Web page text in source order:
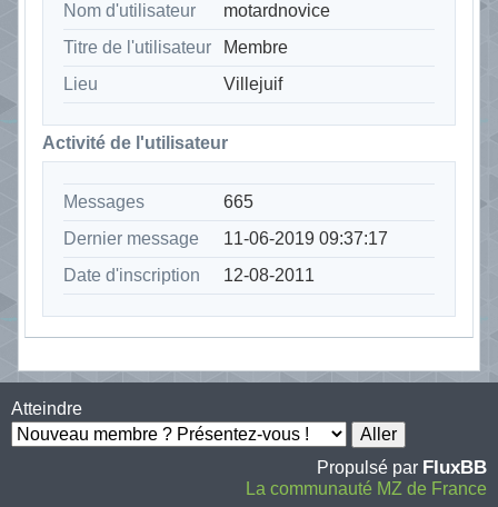
Nom d'utilisateur
motardnovice
Titre de l'utilisateur
Membre
Lieu
Villejuif
Activité de l'utilisateur
Messages
665
Dernier message
11-06-2019 09:37:17
Date d'inscription
12-08-2011
Atteindre
Propulsé par FluxBB